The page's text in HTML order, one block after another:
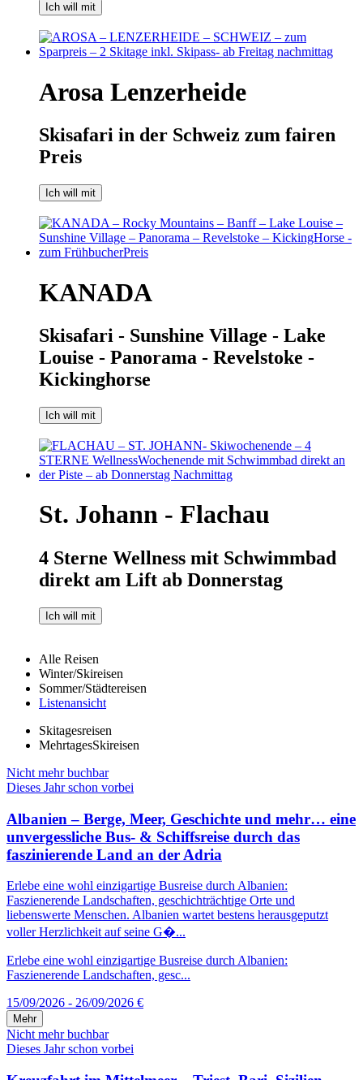
Ich will mit
Arosa Lenzerheide
Skisafari in der Schweiz zum fairen
Preis
Ich will mit
KANADA
Skisafari - Sunshine Village - Lake
Louise - Panorama - Revelstoke -
Kickinghorse
Ich will mit
St. Johann - Flachau
4 Sterne Wellness mit Schwimmbad
direkt am Lift ab Donnerstag
Ich will mit
Alle Reisen
Winter/Skireisen
Sommer/Städtereisen
Listenansicht
Skitagesreisen
MehrtagesSkireisen
Nicht mehr buchbar
Dieses Jahr schon vorbei
Albanien – Berge, Meer, Geschichte und mehr… eine
unvergessliche Bus- & Schiffsreise durch das
faszinierende Land an der Adria
Erlebe eine wohl einzigartige Busreise durch Albanien:
Faszienerende Landschaften, geschichträchtige Orte und
liebenswerte Menschen. Albanien wartet bestens herausgeputzt
voller Herzlichkeit auf seine G�...
Erlebe eine wohl einzigartige Busreise durch Albanien:
Faszienerende Landschaften, gesc...
15/09/2026 - 26/09/2026 €
Mehr
Nicht mehr buchbar
Dieses Jahr schon vorbei